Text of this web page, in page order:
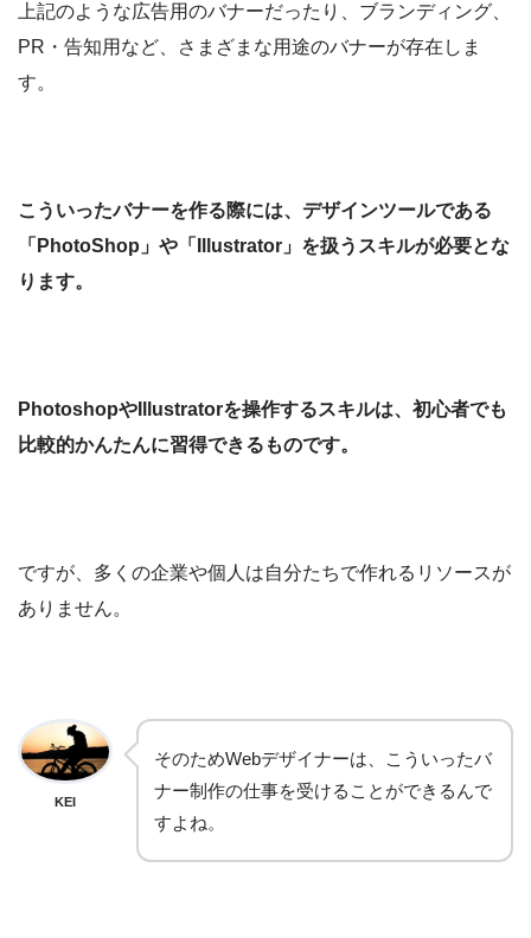
上記のような広告用のバナーだったり、ブランディング、
PR・告知用など、さまざまな用途のバナーが存在しま
す。
こういったバナーを作る際には、デザインツールである
「PhotoShop」や「Illustrator」を扱うスキルが必要とな
ります。
PhotoshopやIllustratorを操作するスキルは、初心者でも
比較的かんたんに習得できるものです。
ですが、多くの企業や個人は自分たちで作れるリソースが
ありません。
KEI
そのためWebデザイナーは、こういったバ
ナー制作の仕事を受けることができるんで
すよね。